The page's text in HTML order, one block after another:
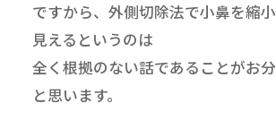
ですから、外側切除法で小鼻を縮
見えるというのは
全く根拠のない話であることがお
と思います。